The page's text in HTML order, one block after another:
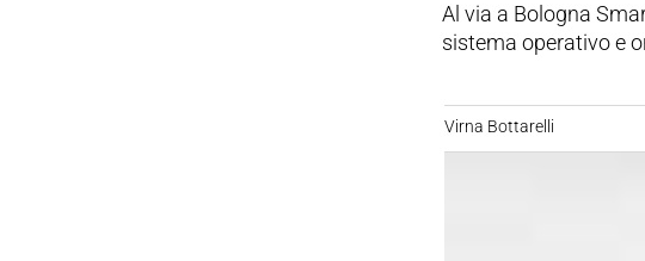
Al via a Bologna
sistema operativo e
Virna Bottarelli